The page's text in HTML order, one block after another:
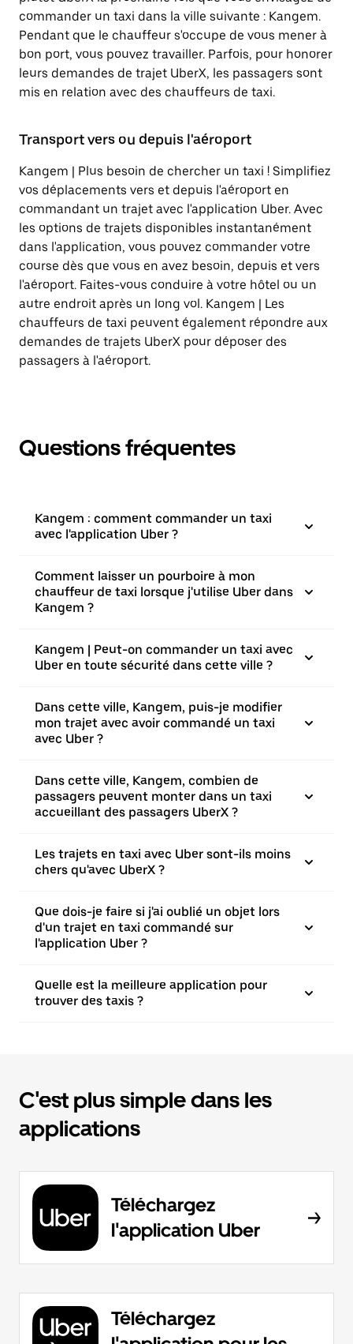
commander un taxi dans la ville suivante : Kangem.
Pendant que le chauffeur s'occupe de vous mener à
bon port, vous pouvez travailler. Parfois, pour honorer
leurs demandes de trajet UberX, les passagers sont
mis en relation avec des chauffeurs de taxi.
Transport vers ou depuis l'aéroport
Kangem | Plus besoin de chercher un taxi ! Simplifiez
vos déplacements vers et depuis l'aéroport en
commandant un trajet avec l'application Uber. Avec
les options de trajets disponibles instantanément
dans l'application, vous pouvez commander votre
course dès que vous en avez besoin, depuis et vers
l'aéroport. Faites-vous conduire à votre hôtel ou un
autre endroit après un long vol. Kangem | Les
chauffeurs de taxi peuvent également répondre aux
demandes de trajets UberX pour déposer des
passagers à l'aéroport.
Questions fréquentes
Kangem : comment commander un taxi
avec l'application Uber ?
Comment laisser un pourboire à mon
chauffeur de taxi lorsque j'utilise Uber dans
Kangem ?
Kangem | Peut-on commander un taxi avec
Uber en toute sécurité dans cette ville ?
Dans cette ville, Kangem, puis-je modifier
mon trajet avec avoir commandé un taxi
avec Uber ?
Dans cette ville, Kangem, combien de
passagers peuvent monter dans un taxi
accueillant des passagers UberX ?
Les trajets en taxi avec Uber sont-ils moins
chers qu'avec UberX ?
Que dois-je faire si j'ai oublié un objet lors
d'un trajet en taxi commandé sur
l'application Uber ?
Quelle est la meilleure application pour
trouver des taxis ?
C'est plus simple dans les
applications
Téléchargez
l'application Uber
Téléchargez